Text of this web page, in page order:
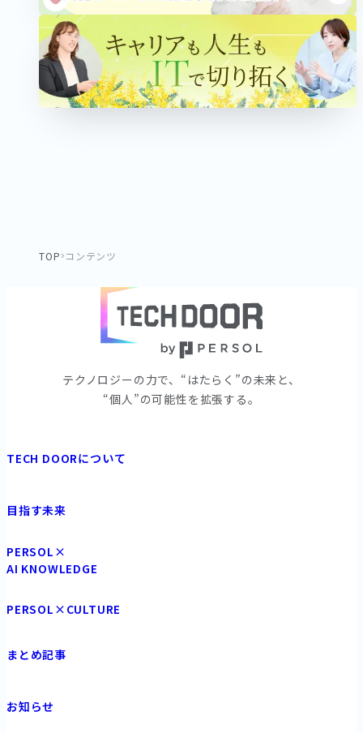
TOP コンテンツ
テクノロジーの⼒で、“はたらく”の未来と、
“個⼈”の可能性を拡張する。
TECH DOORについて
目指す未来
PERSOL×
AI KNOWLEDGE
PERSOL×CULTURE
まとめ記事
お知らせ